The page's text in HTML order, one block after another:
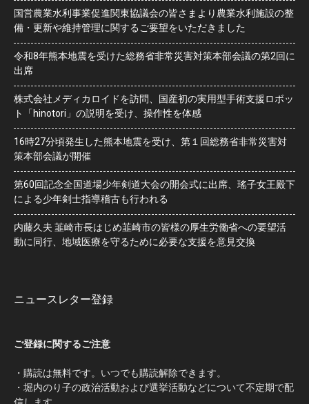
国営農業水利事業促進関東協議会の皆さまより農業水利施設の整
備・更新や維持管理に関するご要望をいただきました
令和8年熊本地震を受けた総務省非常災害対策本部会議の第2回に
出席
株式会社メディカロイドを訪問、国産初の実用型手術支援ロボッ
ト「hinotori」の説明を受け、操作性を体感
16時27分頃発生した熊本地震を受け、第１回総務省非常災害対
策本部会議が開催
第60回記念全国道場少年剣道大会の開会式に出席、瑤子女王殿下
による少年剣士指導稽古も行われる
内藤久夫 韮崎市長はじめ韮崎市の皆様の厚生労働省への要望活
動に同行、地域医療を守るために必要な支援を意見交換
ニュースレター登録
ご登録に関するご注意
・購読は無料です。いつでも購読解除できます。
・堀内のり子の政治活動および選挙活動などについて不定期で配
信します。